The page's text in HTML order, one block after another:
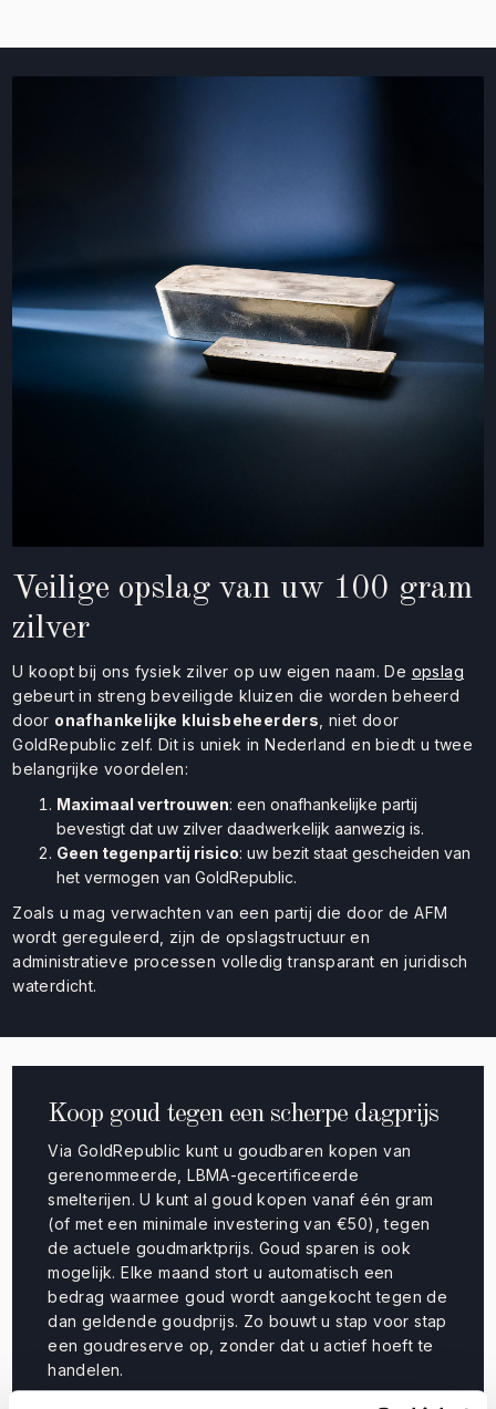
Veilige opslag van uw 100 gram
zilver
U koopt bij ons fysiek zilver op uw eigen naam. De opslag
gebeurt in streng beveiligde kluizen die worden beheerd
door onafhankelijke kluisbeheerders , niet door
GoldRepublic zelf. Dit is uniek in Nederland en biedt u twee
belangrijke voordelen:
Maximaal vertrouwen: een onafhankelijke partij
bevestigt dat uw zilver daadwerkelijk aanwezig is.
Geen tegenpartij risico: uw bezit staat gescheiden van
het vermogen van GoldRepublic.
Zoals u mag verwachten van een partij die door de AFM
wordt gereguleerd, zijn de opslagstructuur en
administratieve processen volledig transparant en juridisch
waterdicht.
Koop goud tegen een scherpe dagprijs
Via GoldRepublic kunt u goudbaren kopen van
gerenommeerde, LBMA-gecertificeerde
smelterijen. U kunt al goud kopen vanaf één gram
(of met een minimale investering van €50), tegen
de actuele goudmarktprijs. Goud sparen is ook
mogelijk. Elke maand stort u automatisch een
bedrag waarmee goud wordt aangekocht tegen de
dan geldende goudprijs. Zo bouwt u stap voor stap
een goudreserve op, zonder dat u actief hoeft te
handelen.